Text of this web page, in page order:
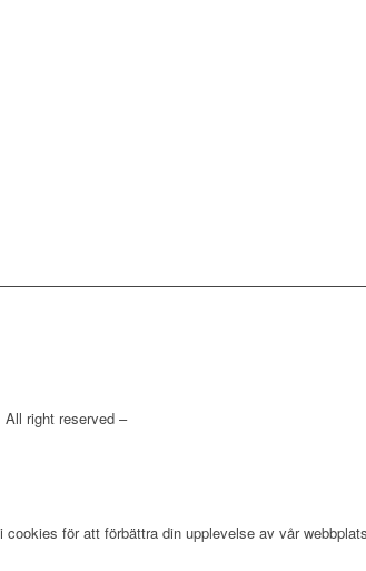
right reserved –
för att förbättra din upplevelse av vår